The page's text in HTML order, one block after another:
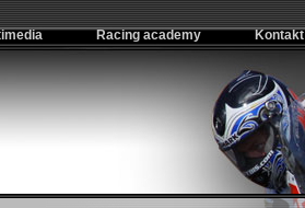
Racing academy Kontakt